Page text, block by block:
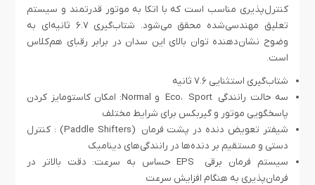
کنترل‌پذیری مناسب است که با اتکا به موتور قدرتمند و سیستم
تعلیق مهندسی‌شده محقق می‌شود. شتاب‌گیری ۶.۷ ثانیه‌ای به
وضوح نشان‌دهنده توان بالای این سدان در برابر رقبای هم‌کلاس
است.
شتاب‌گیری استثنایی ۷.۶ ثانیه
سه حالت رانندگی Eco، Sport و Normal: امکان کاستومایز کردن
پاسخگویی موتور و گیربکس برای شرایط مختلف
شیفتر تعویض دنده در پشت فرمان (Paddle Shifters) : کنترل
دستی و مستقیم بر دنده‌ها در رانندگی‌های دینامیک
سیستم فرمان برقی EPS حساس به سرعت: دقت بالاتر در
فرمان‌پذیری به هنگام افزایش سرعت